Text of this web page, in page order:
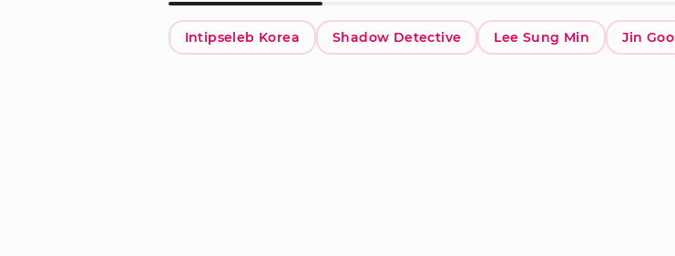
Intipseleb Korea Shadow Detective Lee Sung Min Jin Goo